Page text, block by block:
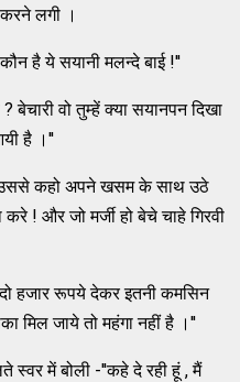
लगी ।
है ये सयानी मलन्दे बाई !''
वो तुम्हें क्या सयानपन दिखा
है ।''
उससे कहो अपने खसम के साथ उठे
! और जो मर्जी हो बेचे चाहे गिरवी
हजार रूपये देकर इतनी कमसिन
जाये तो महंगा नहीं है ।''
स्वर में बोली -''कहे दे रही हूं , मैं